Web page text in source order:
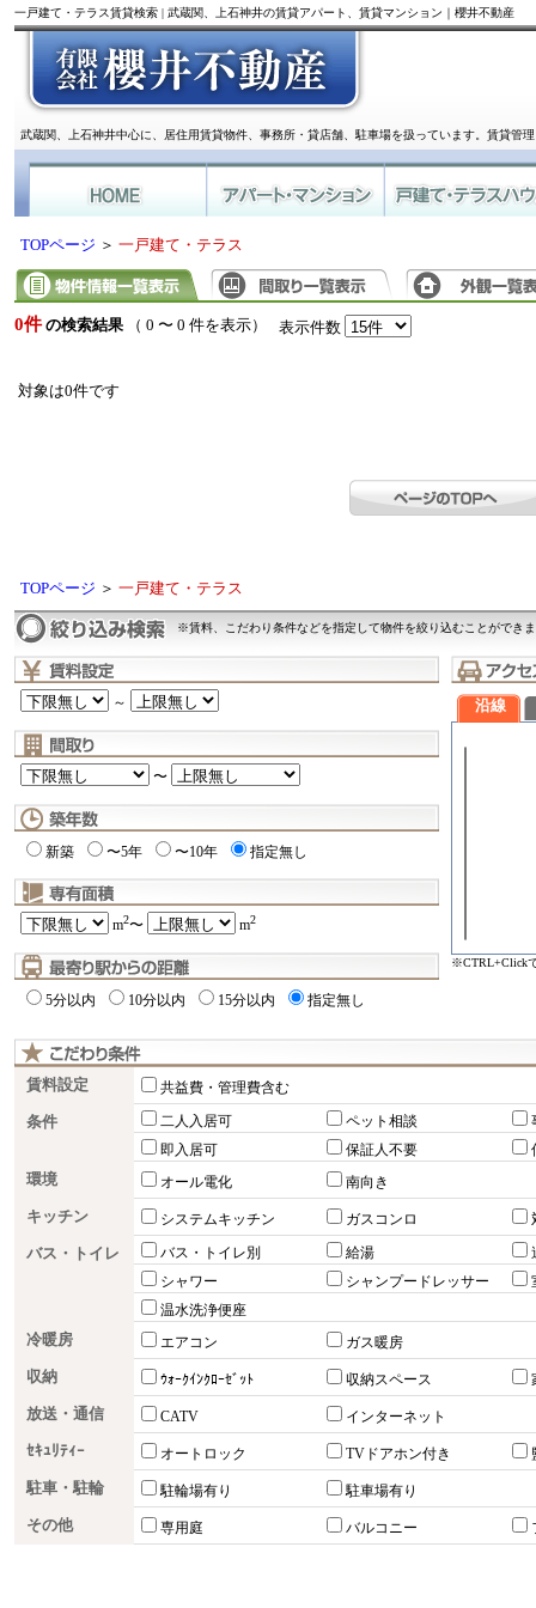
一戸建て・テラス賃貸検索 | 武蔵関、上石神井の賃貸アパート、賃貸マンション｜櫻井不動産
武蔵関、上石神井中心に、居住用賃貸物件、事務所・貸店舗、駐車場を扱っています。賃貸管
TOPページ ＞ 一戸建て・テラス
0件 の検索結果 （ 0 〜 0 件を表示） 表示件数
対象は0件です
TOPページ ＞ 一戸建て・テラス
※賃料、こだわり条件などを指定して物件を絞り込むことができ
～
〜
新築 〜5年 〜10年 指定無し
m2〜 m2
5分以内 10分以内 15分以内 指定無し
沿線
※CTRL+Click
賃料設定 共益費・管理費含む
条件 二人入居可 ペット相談
即入居可
保証人不要
環境 オール電化 南向き
キッチン システムキッチン ガスコンロ
バス・トイレ バス・トイレ別 給湯
シャワー
シャンプードレッサー
温水洗浄便座
冷暖房 エアコン ガス暖房
収納 ｳｫｰｸｲﾝｸﾛｰｾﾞｯﾄ 収納スペース
放送・通信 CATV インターネット
ｾｷｭﾘﾃｨｰ オートロック TVドアホン付き
駐車・駐輪 駐輪場有り 駐車場有り
その他 専用庭 バルコニー